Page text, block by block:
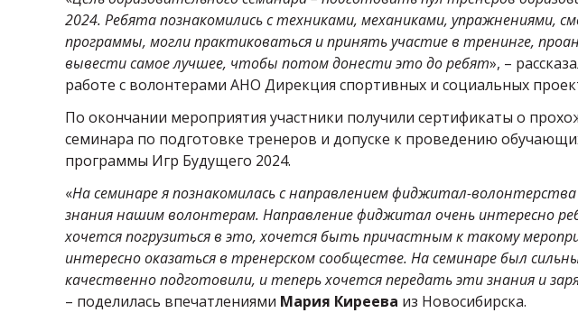
2024. Ребята познакомились с техниками, механиками, упражнениями,
программы, могли практиковаться и принять участие в тренинге,
вывести самое лучшее, чтобы потом донести это до ребят», –
работе с волонтерами АНО Дирекция спортивных и социальных
По окончании мероприятия участники получили сертификаты о
семинара по подготовке тренеров и допуске к проведению
программы Игр Будущего 2024.
«На семинаре я познакомилась с направлением фиджитал-
знания нашим волонтерам. Направление фиджитал очень интересно
хочется погрузиться в это, хочется быть причастным к такому
интересно оказаться в тренерском сообществе. На семинаре был
качественно подготовили, и теперь хочется передать эти знания и
– поделилась впечатлениями Мария Киреева из Новосибирска.